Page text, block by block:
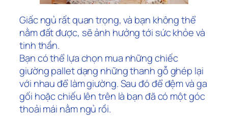
Giấc ngủ rất quan trọng, và bạn không thể
nằm đất được, sẽ ảnh hưởng tới sức khỏe và
tinh thần.
Bạn có thể lựa chọn mua những chiếc
giường pallet dạng những thanh gỗ ghép lại
với nhau để làm giường. Sau đó để đệm và ga
gối hoặc chiếu lên trên là bạn đã có một góc
thoải mái nằm ngủ rồi.